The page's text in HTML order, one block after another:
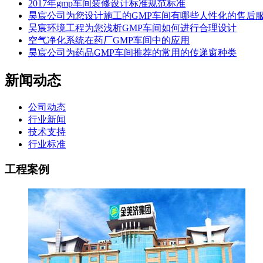
2017年gmp车间装修设计标准规范标准
昊宸公司为您设计施工的GMP车间有哪些人性化的售后
昊宸环境工程为您浅析GMP车间如何进行合理设计
空气净化系统在药厂GMP车间中的应用
昊宸公司为药品GMP车间推荐的常用的传递窗种类
新闻动态
公司动态
行业新闻
技术支持
行业标准
工程案例